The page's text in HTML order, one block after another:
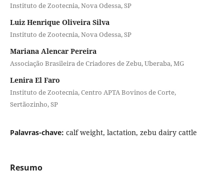
Instituto de Zootecnia, Nova Odessa, SP
Luiz Henrique Oliveira Silva
Instituto de Zootecnia, Nova Odessa, SP
Mariana Alencar Pereira
Associação Brasileira de Criadores de Zebu, Uberaba, MG
Lenira El Faro
Instituto de Zootecnia, Centro APTA Bovinos de Corte,
Sertãozinho, SP
Palavras-chave: calf weight, lactation, zebu dairy cattle
Resumo